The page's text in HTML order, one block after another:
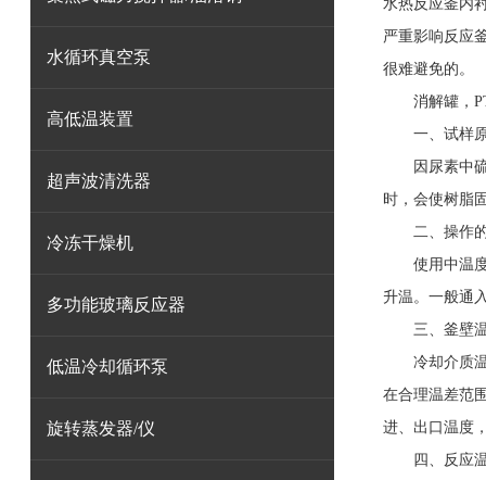
水热反应釜内
严重影响反应
很难避免的。
消解罐，
一、试样原
因尿素中硫
时，会使树脂
二、操作的
使用中温度
升温。一般通
三、釜壁
冷却介质温
在合理温差范
进、出口温度
四、反应温
水循环真空泵
高低温装置
超声波清洗器
冷冻干燥机
多功能玻璃反应器
低温冷却循环泵
旋转蒸发器/仪